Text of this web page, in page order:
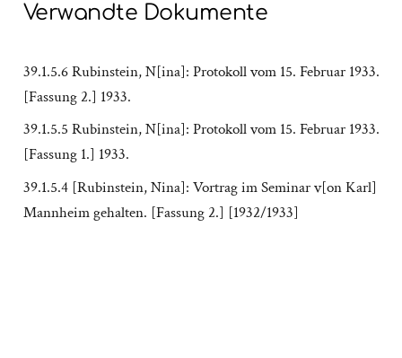
Verwandte Dokumente
39.1.5.6 Rubinstein, N[ina]: Protokoll vom 15. Februar 1933.
[Fassung 2.] 1933.
39.1.5.5 Rubinstein, N[ina]: Protokoll vom 15. Februar 1933.
[Fassung 1.] 1933.
39.1.5.4 [Rubinstein, Nina]: Vortrag im Seminar v[on Karl]
Mannheim gehalten. [Fassung 2.] [1932/1933]